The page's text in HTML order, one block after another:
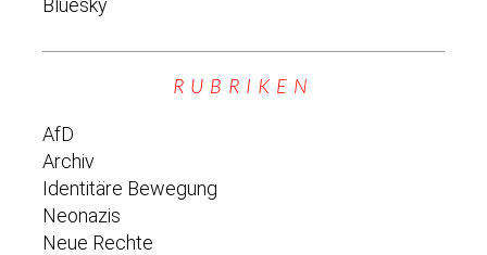
Bluesky
RUBRIKEN
AfD
Archiv
Identitäre Bewegung
Neonazis
Neue Rechte